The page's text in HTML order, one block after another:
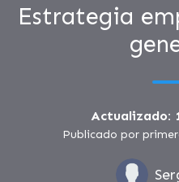
Estrategia
Actualizado:
Publicado por